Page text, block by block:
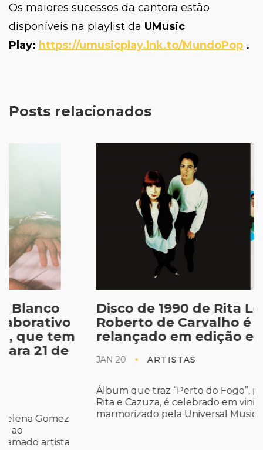
Os maiores sucessos da cantora estão
disponíveis na playlist da UMusic
Play: https://umusicplay.lnk.to/MundoPop .
Posts relacionados
Disco de 1990 de Rita Lee &
Roberto de Carvalho é
relançado em edição especial
ARTISTAS
Álbum que traz “Perto do Fogo”, parceria de
Rita e Cazuza, é celebrado em vinil branco
marmorizado pela Universal Music Conheça ...